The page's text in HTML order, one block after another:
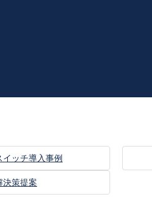
イッチ導入事例
決策提案